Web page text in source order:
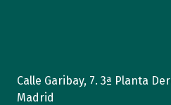
Calle Garibay, 7. 3ª Planta
Madrid